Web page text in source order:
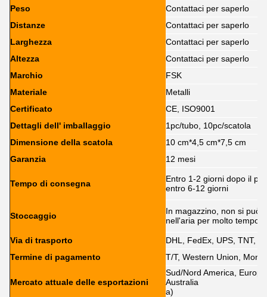
Peso
Contattaci per saperlo
Distanze
Contattaci per saperlo
Larghezza
Contattaci per saperlo
Altezza
Contattaci per saperlo
Marchio
FSK
Materiale
Metalli
Certificato
CE, ISO9001
Dettagli dell' imballaggio
1pc/tubo, 10pc/scatola
Dimensione della scatola
10 cm*4,5 cm*7,5 cm
Garanzia
12 mesi
Tempo di consegna
Entro 1-2 giorni dopo il
entro 6-12 giorni
Stoccaggio
In magazzino, non si può
nell'aria per molto tempo
Via di trasporto
DHL, FedEx, UPS, TNT,
Termine di pagamento
T/T, Western Union,
Mercato attuale delle esportazioni
Sud/Nord America,
Australia
a)